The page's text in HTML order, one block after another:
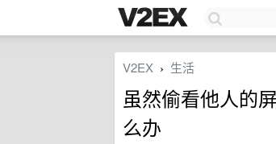
V2EX › 生活
虽然偷看他人的
么办